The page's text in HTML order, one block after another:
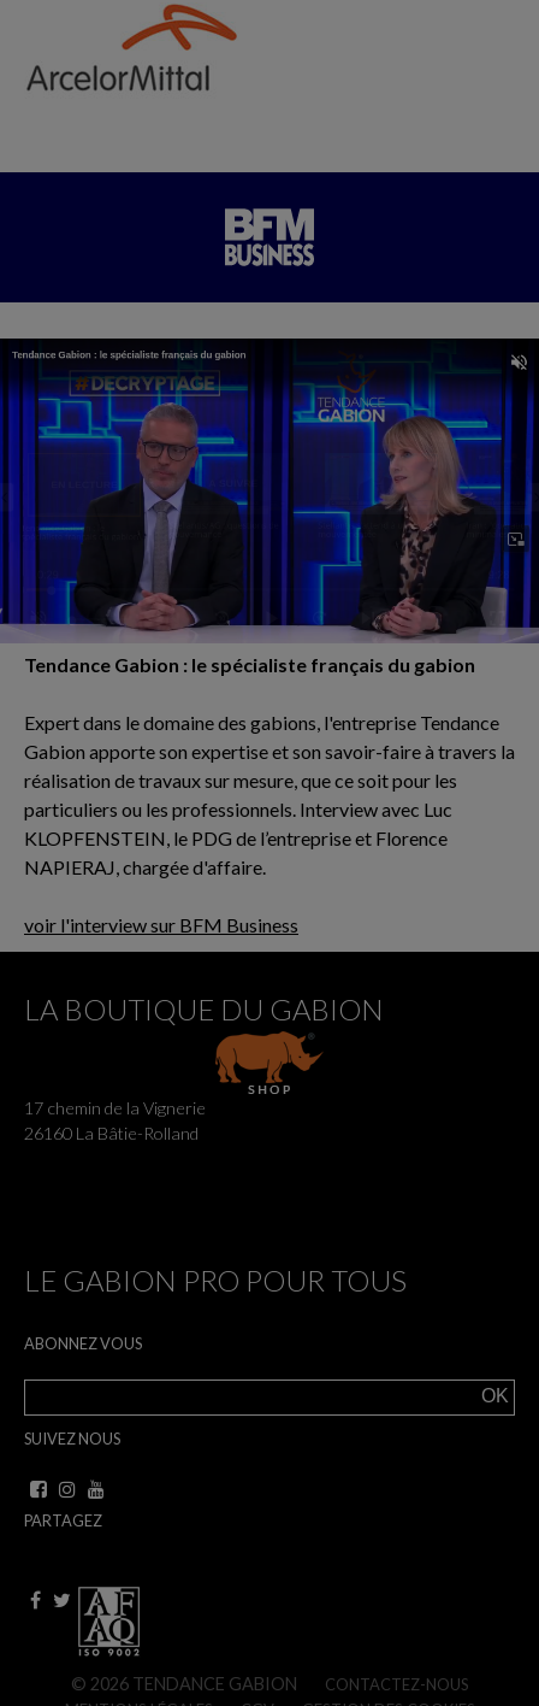
Tendance Gabion : le spécialiste français du gabion
Expert dans le domaine des gabions, l'entreprise Tendance
Gabion apporte son expertise et son savoir-faire à travers la
réalisation de travaux sur mesure, que ce soit pour les
particuliers ou les professionnels. Interview avec Luc
KLOPFENSTEIN, le PDG de l’entreprise et Florence
NAPIERAJ, chargée d'affaire.
voir l'interview sur BFM Business
LA BOUTIQUE DU GABION
17 chemin de la Vignerie
26160 La Bâtie-Rolland
LE GABION PRO POUR TOUS
ABONNEZ VOUS
SUIVEZ NOUS
PARTAGEZ
© 2026 TENDANCE GABION
CONTACTEZ-NOUS